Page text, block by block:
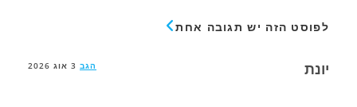
לפוסט הזה יש תגובה אחת
יונת הגב 3 אוג 2026